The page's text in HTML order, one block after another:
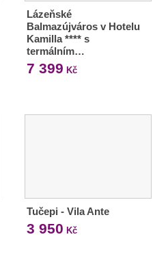
Lázeňské
Balmazújváros v Hotelu
Kamilla **** s
termálním…
7 399 Kč
Tučepi - Vila Ante
3 950 Kč